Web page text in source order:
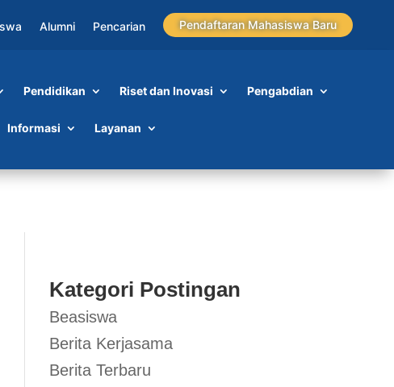
Alumni Pencarian Pendaftaran Mahasiswa Baru
Pendidikan Riset dan Inovasi Pengabdian
Informasi Layanan
Kategori Postingan
Beasiswa
Berita Kerjasama
Berita Terbaru